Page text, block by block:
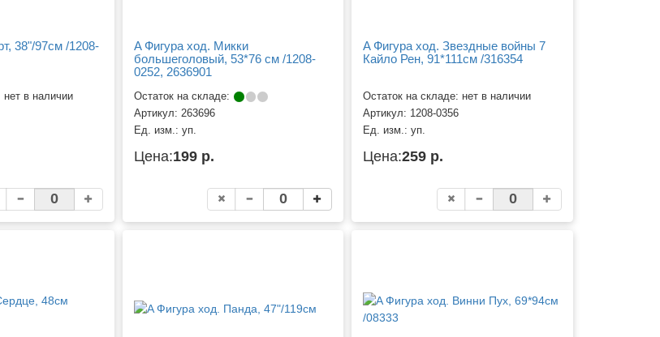
38"/97см /1208-
нет в наличии
A Фигура ход. Микки
большеголовый, 53*76 см /1208-
0252, 2636901
Остаток на складе:
Артикул: 263696
Ед. изм.: уп.
Цена:199 р.
A Фигура ход. Звездные войны 7
Кайло Рен, 91*111см /316354
Остаток на складе: нет в наличии
Артикул: 1208-0356
Ед. изм.:уп.
Цена:259 р.